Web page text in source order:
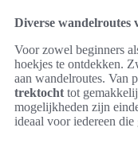
Diverse wandelroutes
Voor zowel beginners
hoekjes te ontdekken.
aan wandelroutes. Van
trektocht tot
mogelijkheden zijn
ideaal voor iedereen